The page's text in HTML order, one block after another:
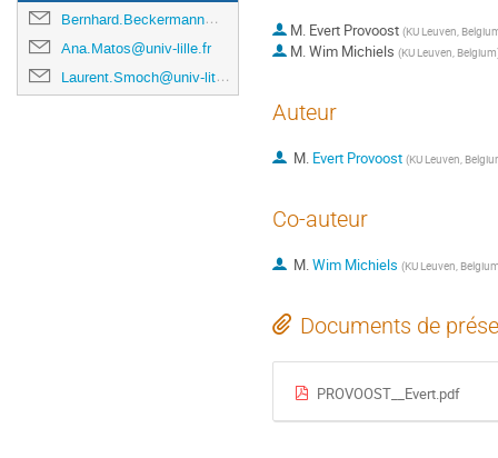
Bernhard.Beckermann@univ-lille.fr
Ana.Matos@univ-lille.fr
Laurent.Smoch@univ-littoral.fr
M. Evert Provoost (KU Leuven,
M.Wim Michiels (KU Leuven, Belgium
Auteur
M. Evert Provoost (KU Leuven,
Co-auteur
M.Wim Michiels (KU Leuven,
Documents de
PROVOOST__Evert.pdf